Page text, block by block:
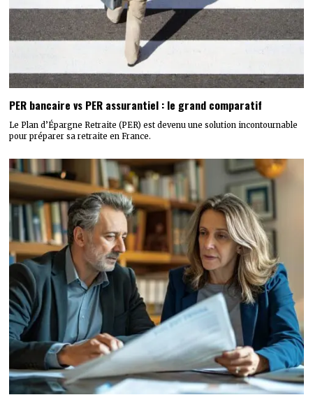
PER bancaire vs PER assurantiel : le grand comparatif
Le Plan d’Épargne Retraite (PER) est devenu une solution incontournable
pour préparer sa retraite en France.